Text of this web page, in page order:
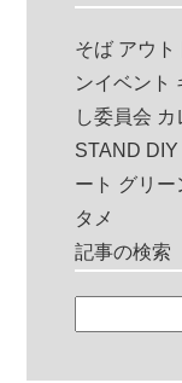
そば アウト
ンイベント
し委員会 カ
STAND DIY
ート グリー
タメ
記事の検索